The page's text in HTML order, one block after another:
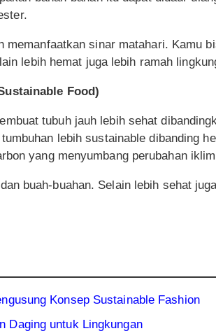
memanfaatkan sinar matahari. Kamu
lebih hemat juga lebih ramah
Food)
tubuh jauh lebih sehat
lebih sustainable dibanding
yang menyumbang perubahan
buah-buahan. Selain lebih sehat
Konsep Sustainable Fashion
Daging untuk Lingkungan